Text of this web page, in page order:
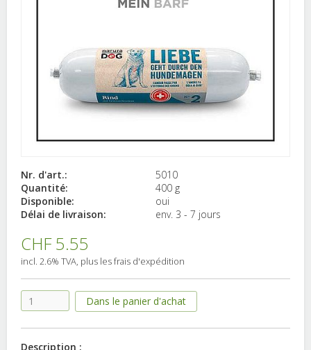
Nr. d'art.:
5010
Quantité:
400 g
Disponible:
oui
Délai de livraison:
env. 3 - 7 jours
CHF 5.55
incl. 2.6% TVA, plus les frais d'expédition
Description :